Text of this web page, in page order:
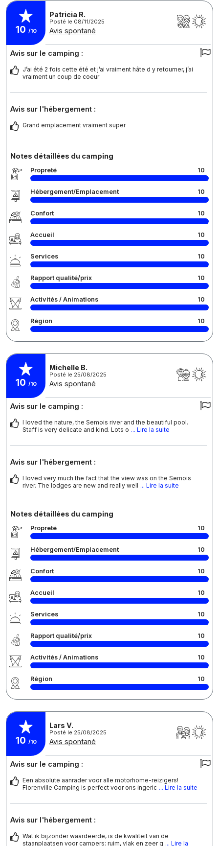
10 /10
Patricia R.
Posté le 08/11/2025
Avis spontané
Avis sur le camping :
J’ai été 2 fois cette été et j’ai vraiment hâte d y retourner, j’ai
vraiment un coup de coeur
Avis sur l'hébergement :
Grand emplacement vraiment super
Notes détaillées du camping
Propreté 10
Hébergement/Emplacement 10
Confort 10
Accueil 10
Services 10
Rapport qualité/prix 10
Activités / Animations 10
Région 10
10 /10
Michelle B.
Posté le 25/08/2025
Avis spontané
Avis sur le camping :
I loved the nature, the Semois river and the beautiful pool.
Staff is very delicate and kind. Lots o ... Lire la suite
Avis sur l'hébergement :
I loved very much the fact that the view was on the Semois
river. The lodges are new and really well ... Lire la suite
Notes détaillées du camping
Propreté 10
Hébergement/Emplacement 10
Confort 10
Accueil 10
Services 10
Rapport qualité/prix 10
Activités / Animations 10
Région 10
10 /10
Lars V.
Posté le 25/08/2025
Avis spontané
Avis sur le camping :
Een absolute aanrader voor alle motorhome-reizigers!
Florenville Camping is perfect voor ons ingeric ... Lire la suite
Avis sur l'hébergement :
Wat ik bijzonder waardeerde, is de kwaliteit van de
staanplaatsen voor campers: ruim, vlak en zeer g ... Lire la